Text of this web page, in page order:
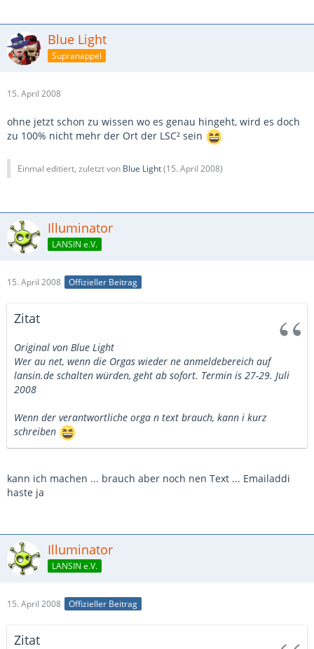
Blue Light
Supranappel
15. April 2008
ohne jetzt schon zu wissen wo es genau hingeht, wird es doch
zu 100% nicht mehr der Ort der LSC² sein
Einmal editiert, zuletzt von Blue Light(15. April 2008)
Illuminator
LANSIN e.V.
15. April 2008 Offizieller Beitrag
Zitat
Original von Blue Light
Wer au net, wenn die Orgas wieder ne anmeldebereich auf
lansin.de schalten würden, geht ab sofort. Termin is 27-29. Juli
2008
Wenn der verantwortliche orga n text brauch, kann i kurz
schreiben
kann ich machen ... brauch aber noch nen Text ... Emailaddi
haste ja
Illuminator
LANSIN e.V.
15. April 2008 Offizieller Beitrag
Zitat